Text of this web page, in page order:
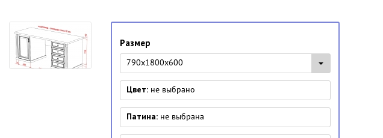
Размер
790x1800x600
Цвет: не выбрано
Патина: не выбрана